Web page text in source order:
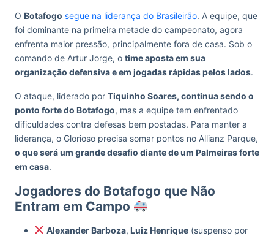
O Botafogo segue na liderança do Brasileirão. A equipe, que
foi dominante na primeira metade do campeonato, agora
enfrenta maior pressão, principalmente fora de casa. Sob o
comando de Artur Jorge, o time aposta em sua
organização defensiva e em jogadas rápidas pelos lados.
O ataque, liderado por Tiquinho Soares, continua sendo o
ponto forte do Botafogo, mas a equipe tem enfrentado
dificuldades contra defesas bem postadas. Para manter a
liderança, o Glorioso precisa somar pontos no Allianz Parque,
o que será um grande desafio diante de um Palmeiras forte
em casa.
Jogadores do Botafogo que Não
Entram em Campo
Alexander Barboza, Luiz Henrique(suspenso por